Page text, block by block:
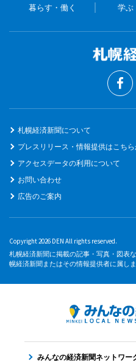
暮らす・働く 学ぶ
札幌経済新聞について
プレスリリース・情報提供はこちら
アクセスデータの利用について
お問い合わせ
広告のご案内
Copyright 2026 DEN All rights reserved.
札幌経済新聞に掲載の記事・写真・図表
幌経済新聞またはその情報提供者に属しま
みんなの経済新聞ネットワー